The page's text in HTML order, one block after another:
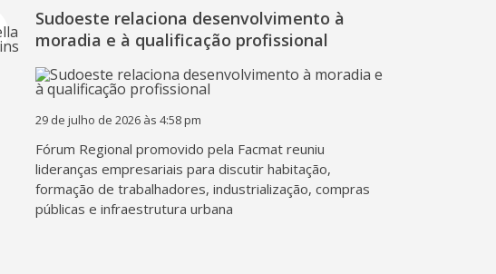
Sudoeste relaciona desenvolvimento à
moradia e à qualificação profissional
29 de julho de 2026 às 4:58 pm
Fórum Regional promovido pela Facmat reuniu
lideranças empresariais para discutir habitação,
formação de trabalhadores, industrialização, compras
públicas e infraestrutura urbana